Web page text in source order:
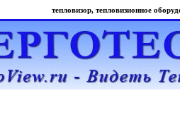
тепловизор, тепловизионное